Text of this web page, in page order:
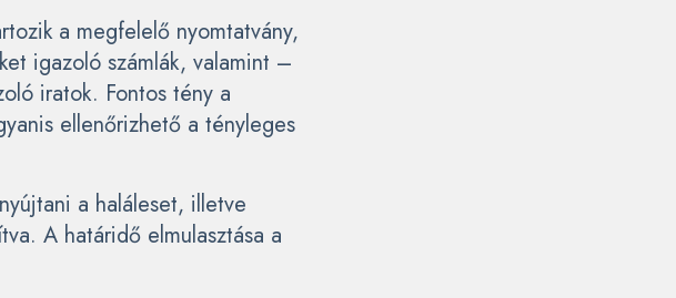
a megfelelő nyomtatvány,
igazoló számlák, valamint –
iratok. Fontos tény a
ellenőrizhető a tényleges
a haláleset, illetve
A határidő elmulasztása a